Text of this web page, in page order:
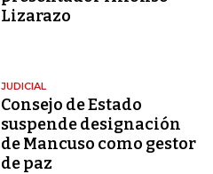
Lizarazo
JUDICIAL
Consejo de Estado
suspende designación
de Mancuso como gestor
de paz